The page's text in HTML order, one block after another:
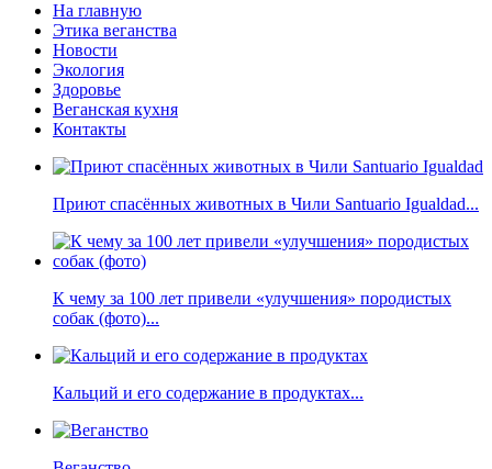
На главную
Этика веганства
Новости
Экология
Здоровье
Веганская кухня
Контакты
Приют спасённых животных в Чили Santuario Igualdad...
К чему за 100 лет привели «улучшения» породистых
собак (фото)...
Кальций и его содержание в продуктах...